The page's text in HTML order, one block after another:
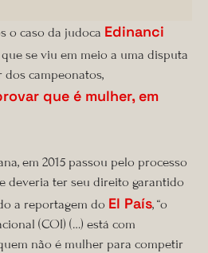
o caso da judoca Edinanci
que se viu em meio a uma disputa
campeonatos,
que é mulher, em
em 2015 passou pelo processo
deveria ter seu direito garantido
a reportagem do El País, “o
(COI) (…) está com
não é mulher para competir